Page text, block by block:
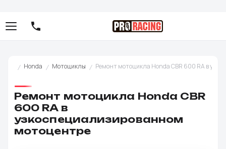
Honda Мотоциклы Ремонт мотоцикла Honda CBR 600 RA в
Ремонт мотоцикла Honda CBR
600 RA в
узкоспециализированном
мотоцентре